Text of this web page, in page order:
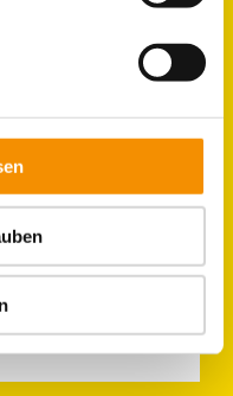
GRUPPEN
JOBS IM HOSTEL